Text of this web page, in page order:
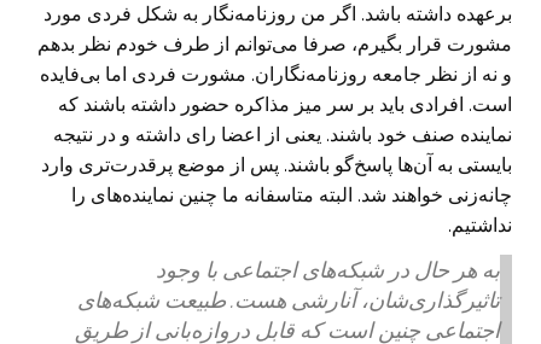
برعهده داشته باشد. اگر من روزنامه‌نگار به شکل فردی مورد
مشورت قرار بگیرم، صرفا می‌توانم از طرف خودم نظر بدهم
و نه از نظر جامعه روزنامه‌نگاران. مشورت فردی اما بی‌فایده
است. افرادی باید بر سر میز مذاکره حضور داشته باشند که
نماینده صنف خود باشند. یعنی از اعضا رای داشته و در نتیجه
بایستی به آن‌ها پاسخ‌گو باشند. پس از موضع پرقدرت‌تری وارد
چانه‌زنی خواهند شد. البته متاسفانه ما چنین نماینده‌های را
نداشتیم.
به هر حال در شبکه‌های اجتماعی با وجود
تاثیرگذاری‌شان، آنارشی هست. طبیعت شبکه‌های
اجتماعی چنین است که قابل دروازه‌بانی از طریق